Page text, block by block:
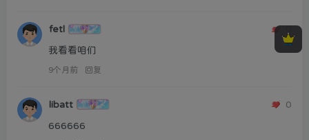
fetl
我看看咱们
9个月前 回复
libatt 0
666666